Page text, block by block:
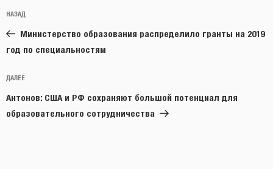
по
записям
Предыдущая
запись:
НАЗАД
Министерство образования распределило гранты на 2019
год по специальностям
Следующая
запись
ДАЛЕЕ
Антонов: США и РФ сохраняют большой потенциал для
образовательного сотрудничества